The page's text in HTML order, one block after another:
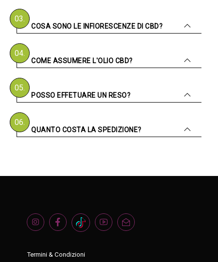
03.
COSA SONO LE INFIORESCENZE DI CBD?
04.
COME ASSUMERE L'OLIO CBD?
05.
POSSO EFFETUARE UN RESO?
06.
QUANTO COSTA LA SPEDIZIONE?
Termini & Condizioni